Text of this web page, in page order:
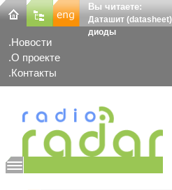
Вы читаете:
Даташит
диоды
Новости
О проекте
Контакты